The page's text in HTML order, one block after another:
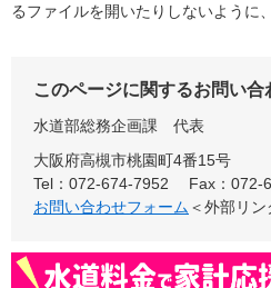
るファイルを開いたりしないように
このページに関するお問い合
水道部総務企画課
代表
大阪府高槻市桃園町4番15号
Tel：072-674-7952
Fax：072-
お問い合わせフォーム ＜外部リン